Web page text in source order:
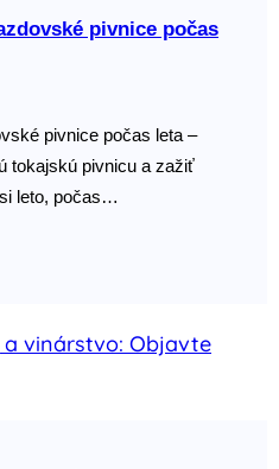
pivnice počas
pivnice počas leta –
tokajskú pivnicu a zažiť
leto, počas…